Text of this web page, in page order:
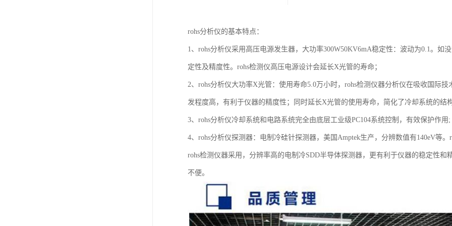
rohs分析仪的基本特点：
1、rohs分析仪采用高压电源发生器，大功率300W50KV6mA稳定性：波动为0.1。如
定性及精度性。rohs检测仪高压电源设计会延长X光管的寿命；
2、rohs分析仪大功率X光管：使用寿命5.0万小时，rohs检测仪器分析仪在吸收国际
发程度高，有利于仪器的精度性；同时延长X光管的使用寿命，简化了冷却系统的结
3、rohs分析仪冷却系统和电路系统完全由底层工业级PC104系统控制，有效保护作用;
4、rohs分析仪探测器：电制冷硅针探测器，美国Amptek生产，分辨数值有140eV等
rohs检测仪器采用，分辨率高的电制冷SDD半导体探测器，更有利于仪器的稳定性
不便。